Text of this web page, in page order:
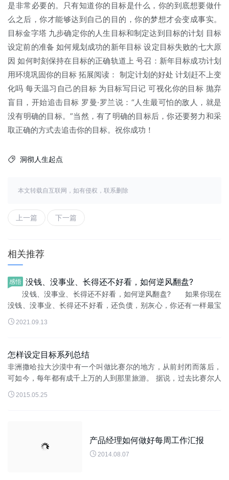
是非常必要的。只有知道你的目标是什么，你的到底想要做什
么之后，你才能够达到自己的目的，你的梦想才会变成事实。
目标金字塔 九步确定你的人生目标和制定达到目标的计划 目标
设定前的准备 如何规划成功的新年目标 设定目标失败的七大原
因 如何时刻保持在目标的正确轨道上 号召：新年目标成功计划
用环境巩固你的目标 拓展阅读： 制定计划的好处 计划赶不上变
化吗 每天温习自己的目标 为目标写日记 可视化你的目标 抛弃
盲目，开始追击目标 罗曼·罗兰说：“人生最可怕的敌人，就是
没有明确的目标。”当然，有了明确的目标后，你还要努力和采
取正确的方式去追击你的目标。祝你成功！
 洞彻人生起点
本文转载自互联网，如有侵权，联系删除
上一篇 下一篇
相关推荐
感悟 没钱、没事业、长得还不好看，如何逆风翻盘?
没钱、没事业、长得还不好看，如何逆风翻盘? 如果你现在
没钱、没事业、长得还不好看，还负债，别灰心，你还有一样最宝
贵的东西可以用来逆风翻盘。 现在就把这大佬们都用过的翻身
秘籍分享给你：四步，只需...
 2021.09.13
怎样设定目标系列总结
非洲撒哈拉大沙漠中有一个叫做比赛尔的地方，从前封闭而落后，
可如今，每年都有成千上万的人到那里旅游。 据说，过去比赛尔人
从来没有离开过这块贫瘠的土地，不是他们不愿意离开，而是尝试
过很多次都没有走出...
 2015.05.25
产品经理如何做好每周工作汇报
 2014.08.07